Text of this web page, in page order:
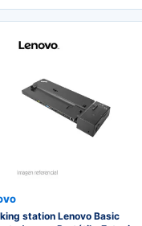
station Lenovo Basic